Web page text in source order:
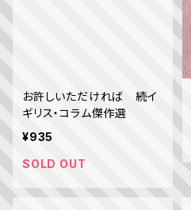
お許しいただければ 続イ
ギリス・コラム傑作選
¥935
SOLD OUT